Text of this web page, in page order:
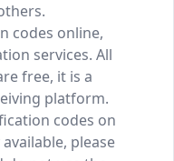
codes online,
services. All
free, it is a
platform.
codes on
please